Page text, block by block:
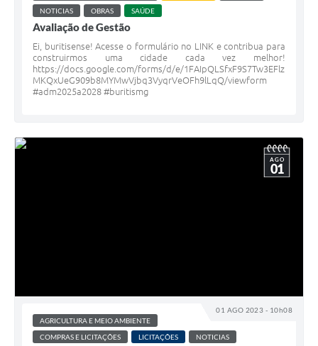
NOTICIAS
OBRAS SAÚDE
Avaliação de Gestão
Ei, buritisense! Acesse o formulário no LINK e contribua para
construirmos uma cidade cada vez melhor!
https://docs.google.com/forms/d/e/1FAIpQLSfxF9S7Tw3EFlz
MKQxUeG909b8MYMwVjbq3VyqrVeOFh9lLqQ/viewform
#adm2025a2028 #buritismg
01 AGO 2023 - 10h08
AGO
01
AGRICULTURA E MEIO AMBIENTE
COMPRAS E LICITAÇÕES
LICITAÇÕES NOTICIAS